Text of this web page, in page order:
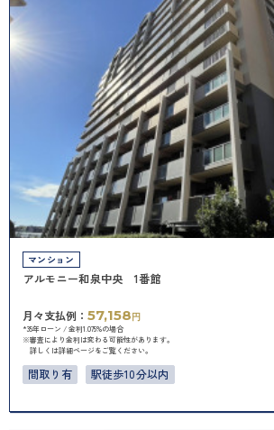
マンション
アルモニー和泉中央 1番館
月々支払例： 57,158円
*35年ローン / 金利1.075%の場合
※審査により金利は変わる可能性があります。
詳しくは詳細ページをご覧ください。
間取り有 駅徒歩10分以内